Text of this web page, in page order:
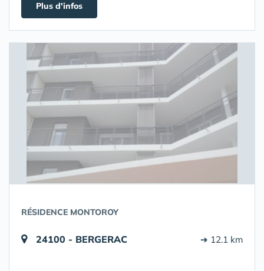
Plus d'infos
RÉSIDENCE MONTOROY
24100 - BERGERAC ➔ 12.1 km